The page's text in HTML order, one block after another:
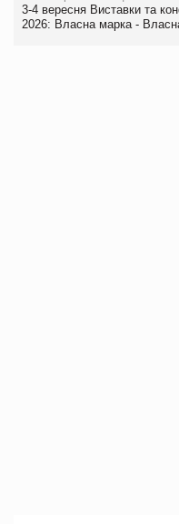
3-4 вересня Виставки та
2026: Власна марка -